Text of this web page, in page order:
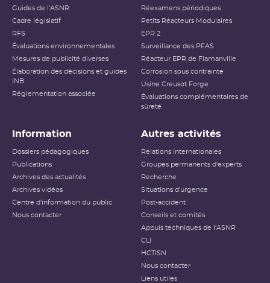
Guides de l'ASNR
Cadre législatif
RFS
Évaluations environnementales
Mesures de publicité diverses
Élaboration des décisions et guides
INB
Réglementation associée
Réexamens périodiques
Petits Réacteurs Modulaires
EPR 2
Surveillance des PFAS
Réacteur EPR de Flamanville
Corrosion sous contrainte
Usine Creusot Forge
Évaluations complémentaires de
sûreté
Information
Dossiers pédagogiques
Publications
Archives des actualités
Archives vidéos
Centre d'information du public
Nous contacter
Autres activités
Relations internationales
Groupes permanents d'experts
Recherche
Situations d'urgence
Post-accident
Conseils et comités
Appuis techniques de l'ASNR
CLI
HCTISN
Nous contacter
Liens utiles